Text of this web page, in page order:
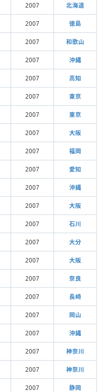
2007 北海道
2007 徳島
2007 和歌山
2007 沖縄
2007 高知
2007 東京
2007 東京
2007 大阪
2007 福岡
2007 愛知
2007 沖縄
2007 大阪
2007 石川
2007 大分
2007 大阪
2007 奈良
2007 長崎
2007 岡山
2007 沖縄
2007 神奈川
2007 神奈川
2007 静岡